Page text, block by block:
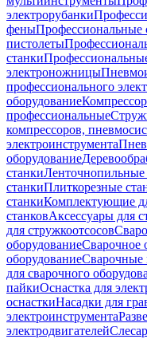
электрорубанки
феныПрофессиональные
пистолеты
станки
электроножницы
профессионального
оборудование
профессиональные
компрессоров,
электроинструмента
оборудование
станкиЛенточнопильные
станкиПлиткорезные
станкиКомплектующие
станковАксессуары для
для стружкоотсосов
оборудованиеСварочное
оборудованиеСварочные
для сварочного
пайкиОснастка для
оснасткиНасадки для
электроинструмента
электродвигателей